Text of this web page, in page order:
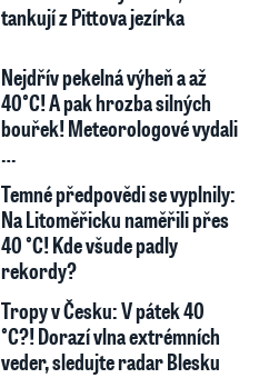
tankují z Pittova jezírka
Nejdřív pekelná výheň a až
40°C! A pak hrozba silných
bouřek! Meteorologové vydali
…
Temné předpovědi se vyplnily:
Na Litoměřicku naměřili přes
40 °C! Kde všude padly
rekordy?
Tropy v Česku: V pátek 40
°C?! Dorazí vlna extrémních
veder, sledujte radar Blesku